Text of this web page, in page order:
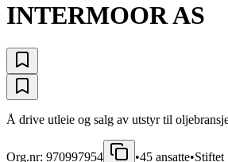
INTERMOOR AS
Å drive utleie og salg av utstyr til
Org.nr: 970997954 •45 ansatte•Stiftet